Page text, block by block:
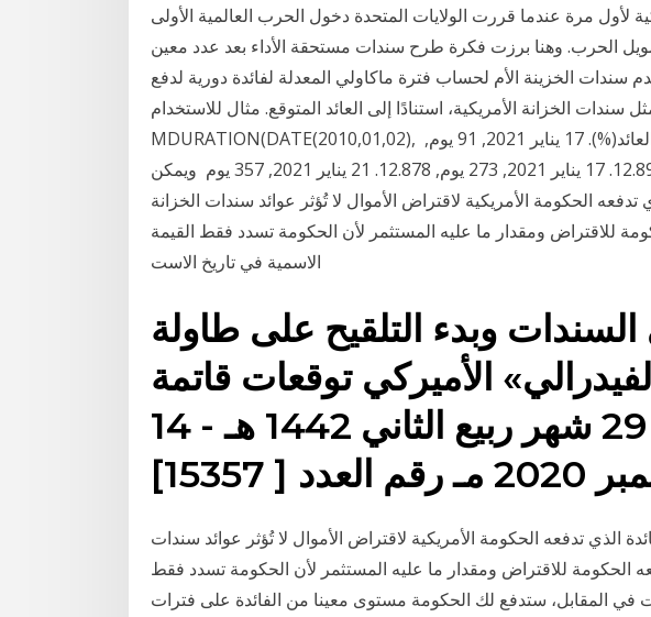
لأول مرة عندما قررت الولايات المتحدة دخول الحرب العالمية الأولى
الحرب. وهنا برزت فكرة طرح سندات مستحقة الأداء بعد عدد معين
سندات الخزينة الأم لحساب فترة ماكاولي المعدلة لفائدة دورية لدفع
سندات الخزانة الأمريكية، استنادًا إلى العائد المتوقع. مثال للاستخدام.
MDURATION(DATE(2010,01,02), تاريخ العطاء, الاَجـال, متوسط العائد(%). 17 يناير 2021, 91 يوم,
12.482. 21 يناير 2021, 182 يوم, 12.894. 17 يناير 2021, 273 يوم, 12.878. 21 يناير 2021, 357 يوم ويمكن
الحكومة الأمريكية لاقتراض الأموال لا تُؤثر عوائد سندات الخزانة
للاقتراض ومقدار ما عليه المستثمر لأن الحكومة تسدد فقط القيمة
الاسمية في تاريخ الاست
السندات وبدء التلقيح على طاولة
الأميركي توقعات قاتمة
للشتاء الاثنين - 29 شهر ربيع الثاني 1442 هـ - 14
[ 15357]
الذي تدفعه الحكومة الأمريكية لاقتراض الأموال لا تُؤثر عوائد سندات
الحكومة للاقتراض ومقدار ما عليه المستثمر لأن الحكومة تسدد فقط
في المقابل، ستدفع لك الحكومة مستوى معينا من الفائدة على فترات